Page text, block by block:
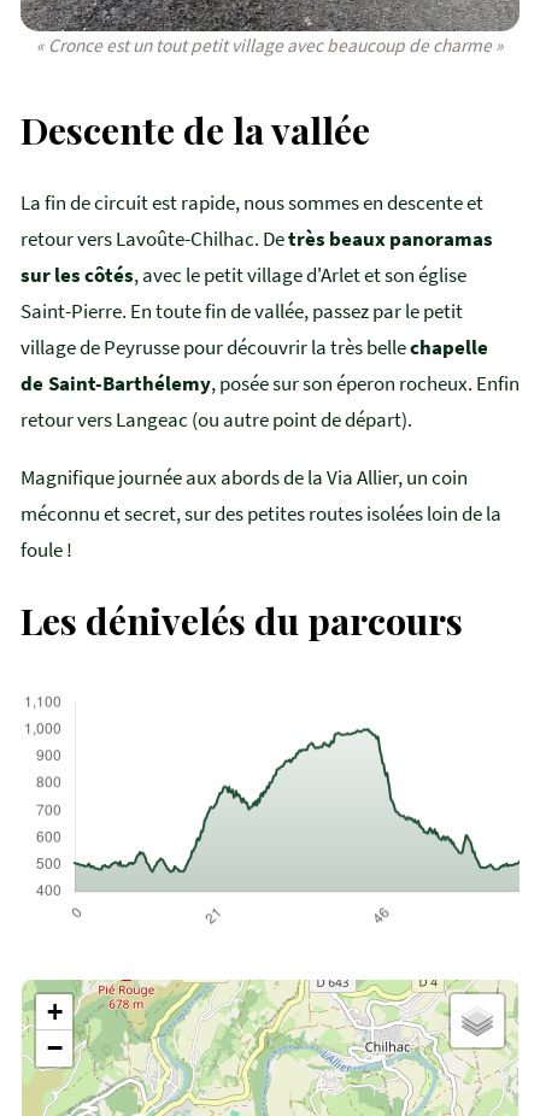
« Cronce est un tout petit village avec beaucoup de charme »
Descente de la vallée
La fin de circuit est rapide, nous sommes en descente et
retour vers Lavoûte-Chilhac. Detrès beaux panoramas
sur les côtés, avec le petit village d'Arlet et son église
Saint-Pierre. En toute fin de vallée, passez par le petit
village de Peyrusse pour découvrir la très bellechapelle
de Saint-Barthélemy, posée sur son éperon rocheux. Enfin
retour vers Langeac (ou autre point de départ).
Magnifique journée aux abords de la Via Allier, un coin
méconnu et secret, sur des petites routes isolées loin de la
foule !
Les dénivelés du parcours
+
−